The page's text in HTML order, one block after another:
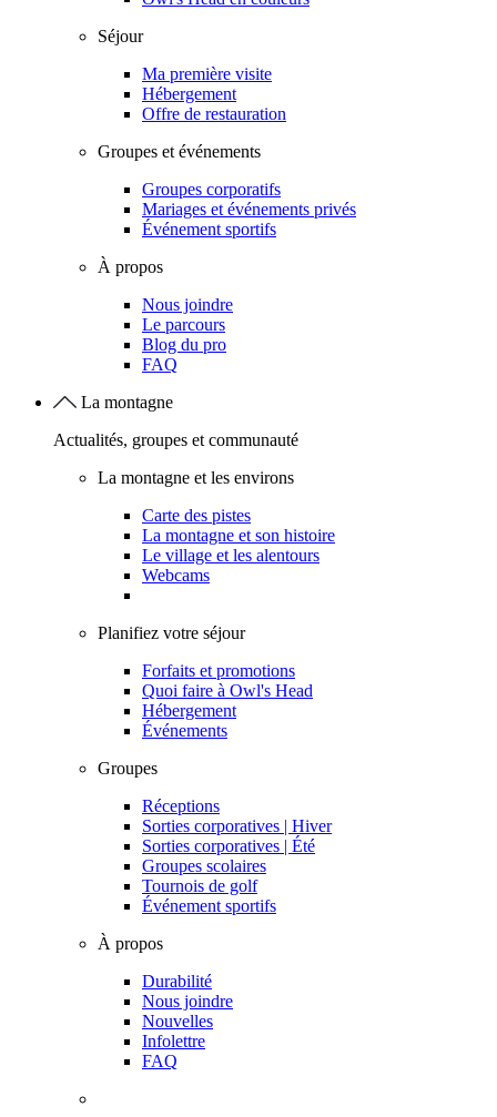
Séjour
Ma première visite
Hébergement
Offre de restauration
Groupes et événements
Groupes corporatifs
Mariages et événements privés
Événement sportifs
À propos
Nous joindre
Le parcours
Blog du pro
FAQ
La montagne
Actualités, groupes et communauté
La montagne et les environs
Carte des pistes
La montagne et son histoire
Le village et les alentours
Webcams
Planifiez votre séjour
Forfaits et promotions
Quoi faire à Owl's Head
Hébergement
Événements
Groupes
Réceptions
Sorties corporatives | Hiver
Sorties corporatives | Été
Groupes scolaires
Tournois de golf
Événement sportifs
À propos
Durabilité
Nous joindre
Nouvelles
Infolettre
FAQ